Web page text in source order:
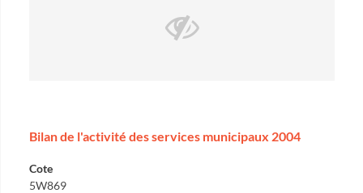
Bilan de l'activité des services municipaux 2004
Cote
5W869